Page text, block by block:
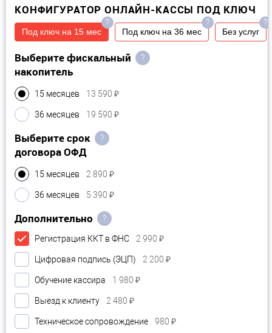
КОНФИГУРАТОР ОНЛАЙН-КАССЫ ПОД КЛЮЧ
?
Под ключ на 15 мес
?
Под ключ на 36 мес
?
Без услуг
?
Выберите фискальный
накопитель
15 месяцев 13 590 ₽
36 месяцев 19 590 ₽
?
Выберите срок
договора ОФД
15 месяцев 2 890 ₽
36 месяцев 5 390 ₽
?
Дополнительно
Регистрация ККТ в ФНС 2 990 ₽
Цифровая подпись (ЭЦП) 2 200 ₽
Обучение кассира 1 980 ₽
Выезд к клиенту 2 480 ₽
Техническое сопровождение 980 ₽